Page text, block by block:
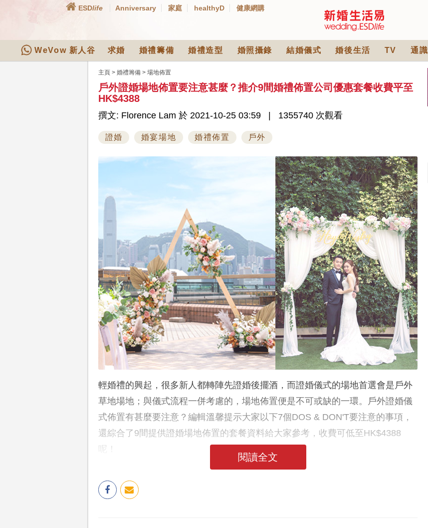
ESDlife Anniversary 家庭 healthyD 健康網購
WeVow 新人谷 求婚 婚禮籌備 婚禮造型 婚照攝錄 結婚儀式 婚後生活 TV 通識
主頁 > 婚禮籌備 > 場地佈置
戶外證婚場地佈置要注意甚麼？推介9間婚禮佈置公司優惠套餐收費平至
HK$4388
撰文: Florence Lam 於 2021-10-25 03:59 1355740 次觀看
證婚 婚宴場地 婚禮佈置 戶外
輕婚禮的興起，很多新人都轉陣先證婚後擺酒，而證婚儀式的場地首選會是戶外
草地場地；與儀式流程一併考慮的，場地佈置便是不可或缺的一環。戶外證婚儀
式佈置有甚麼要注意？編輯溫馨提示大家以下7個DOS & DON'T要注意的事項，
還綜合了9間提供證婚場地佈置的套餐資料給大家參考，收費可低至HK$4388
呢！
閱讀全文
2026人氣結婚餅卡禮
券一覽｜最新嫁喜餅
卡優惠折扣！奇華、
A-1 Bakery、天仁茗
茶、ROYCE'、Paul
Lafayet、agnès b.
2842 次觀看
中式婚禮敬茶吉利說
話 | 70+句兄弟姊妹團
必備結婚祝福金句 |
新娘出門、斟茶、戴
金器時金句
2664 次觀看
奢華婚宴場地 2026｜
5大全港最奢華婚宴場
地推介！四季酒店、
瑰麗酒店、麗晶酒
店、Cloud 39、合和
酒店 打造夢幻氣派婚
禮
2048 次觀看
結婚禮物送咩好 |
2026年閨蜜新婚禮物
推薦 | 8大貼心結婚送
禮靈感
1790 次觀看
Bridal Shower 7大籌
備指南Q&A丨婚前派
對主題活動、場地佈
置構思丨Bridal
Shower打卡姊妹裝靈
感＋特色場地推介
1581 次觀看
2026室內Pre-
香港婚紗攝影Studio
推介| 婚紗相格調及價
錢
1559 次觀看